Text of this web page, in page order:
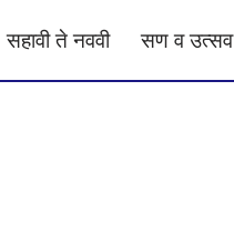
सहावी ते नववी सण व उत्सव